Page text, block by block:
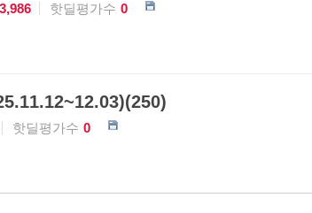
3,986 핫딜평가수 0
핫딜평가수 0